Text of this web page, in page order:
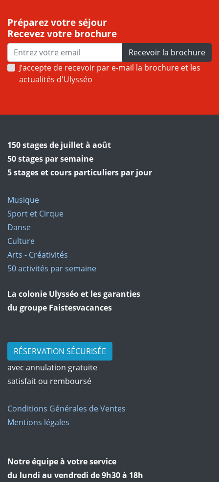
Préparez votre séjour
Recevez votre brochure
Recevoir la brochure
J’accepte de recevoir par e-mail la brochure et les
actualités d'Ulysséo
150 stages de juillet à août
50 stages par semaine
5 stages et cours particuliers par jour
Musique
Sport et Cirque
Danse
Culture
Arts - Créativités
50 activités par semaine
La colonie Ulysséo et les garanties
du groupe Faistesvacances
RÉSERVATION SÉCURISÉE
avec annulation gratuite
satisfait ou remboursé
Conditions Générales de Ventes
Mentions légales
Notre équipe à votre service
du lundi au vendredi de 9h30 à 18h